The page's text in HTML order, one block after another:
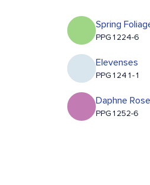
Spring
PPG1224-6
Elevenses
PPG1241-1
Daphne Rose
PPG1252-6